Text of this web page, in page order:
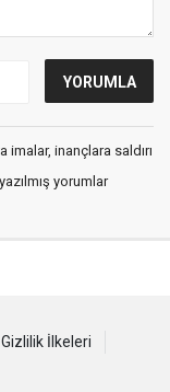
inançlara saldırı
yorumlar
Gizlilik İlkeleri